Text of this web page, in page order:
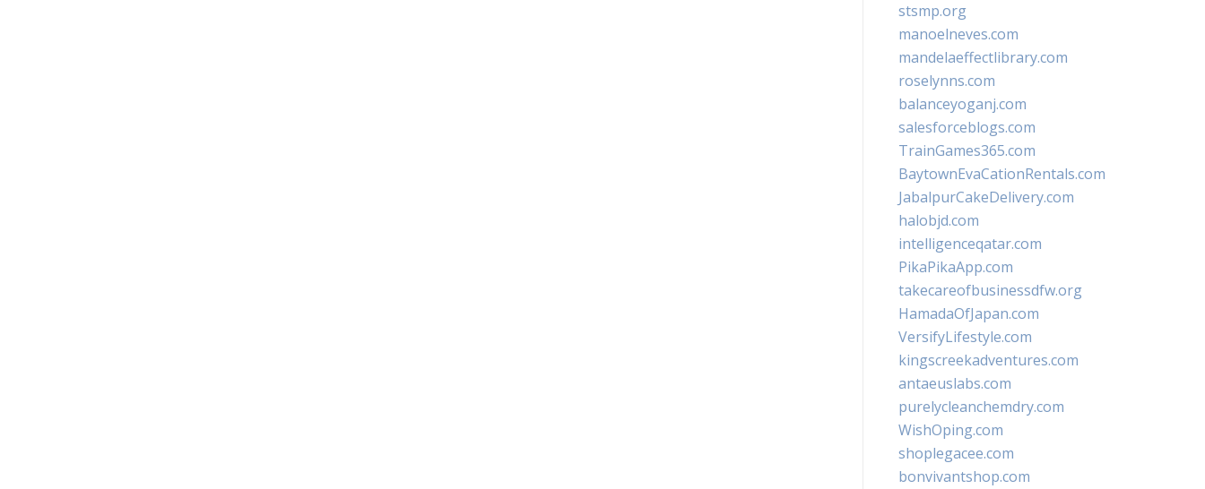
stsmp.org
manoelneves.com
mandelaeffectlibrary.com
roselynns.com
balanceyoganj.com
salesforceblogs.com
TrainGames365.com
BaytownEvaCationRentals.com
JabalpurCakeDelivery.com
halobjd.com
intelligenceqatar.com
PikaPikaApp.com
takecareofbusinessdfw.org
HamadaOfJapan.com
VersifyLifestyle.com
kingscreekadventures.com
antaeuslabs.com
purelycleanchemdry.com
WishOping.com
shoplegacee.com
bonvivantshop.com